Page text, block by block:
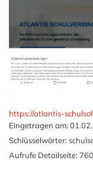
https://atlantis-
Eingetragen am:
Schlüsselwörter:
Aufrufe Detailseite: 760